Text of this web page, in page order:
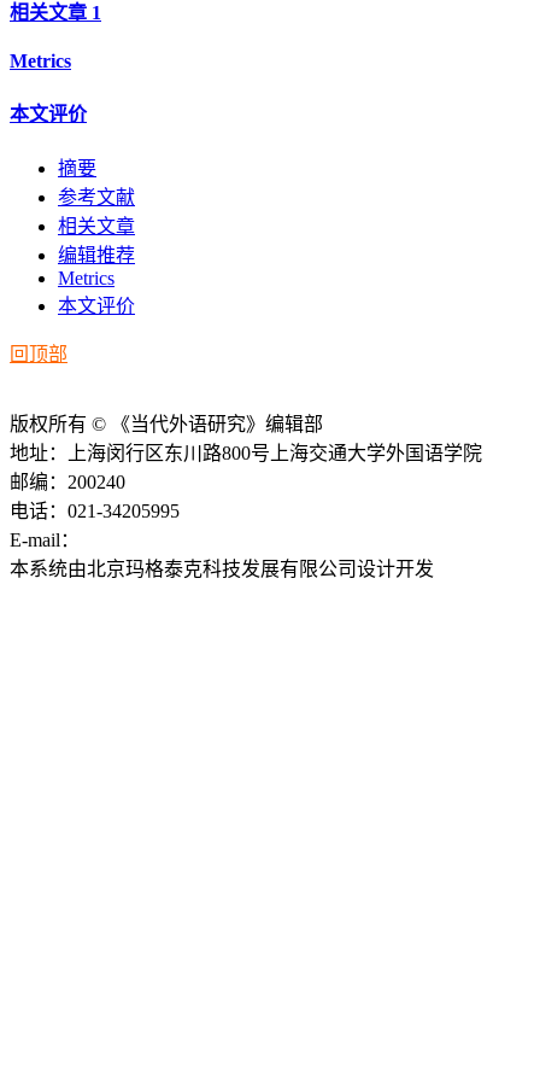
相关文章 1
Metrics
本文评价
摘要
参考文献
相关文章
编辑推荐
Metrics
本文评价
回顶部
版权所有 © 《当代外语研究》编辑部
地址：上海闵行区东川路800号上海交通大学外国语学院
邮编：200240
电话：021-34205995
E-mail：
本系统由北京玛格泰克科技发展有限公司设计开发